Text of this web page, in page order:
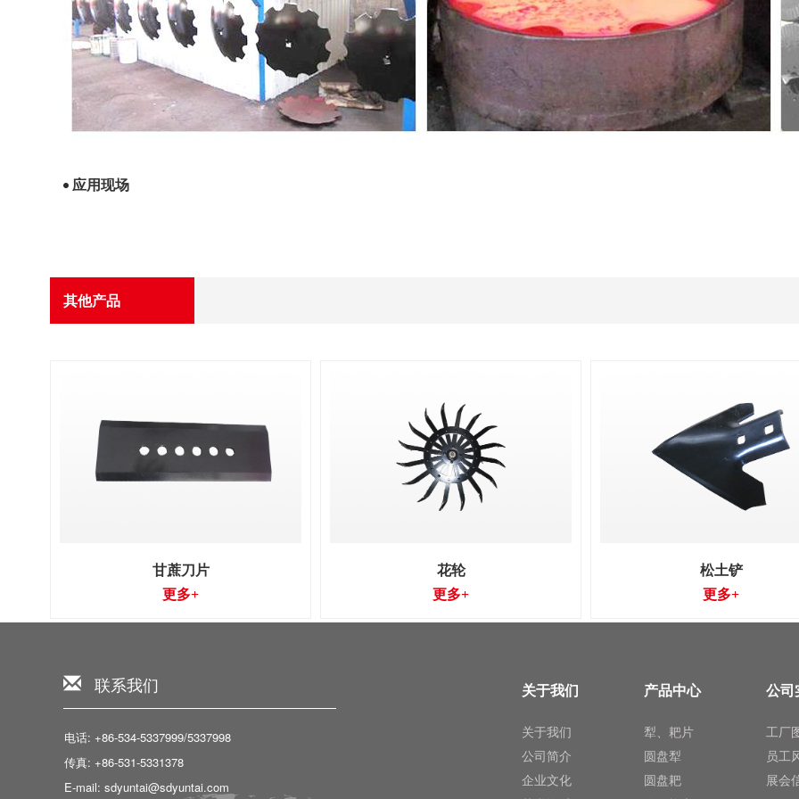
应用现场
其他产品
甘蔗刀片
更多+
花轮
更多+
松土铲
更多+
联系我们
电话: +86-534-5337999/5337998
传真: +86-531-5331378
E-mail: sdyuntai@sdyuntai.com
关于我们
关于我们
公司简介
企业文化
产品中心
犁、耙片
圆盘犁
圆盘耙
公司
工厂
员工
展会